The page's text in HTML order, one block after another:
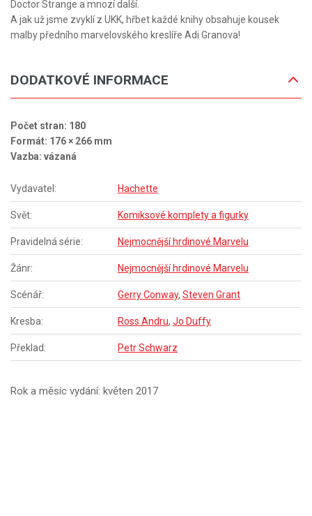
Doctor Strange a mnozí další.
A jak už jsme zvyklí z UKK, hřbet každé knihy obsahuje kousek
malby předního marvelovského kreslíře Adi Granova!
DODATKOVÉ INFORMACE
Počet stran: 180
Formát: 176 × 266 mm
Vazba: vázaná
Vydavatel: Hachette
Svět: Komiksové komplety a figurky
Pravidelná série: Nejmocnější hrdinové Marvelu
Žánr: Nejmocnější hrdinové Marvelu
Scénář: Gerry Conway, Steven Grant
Kresba: Ross Andru, Jo Duffy
Překlad: Petr Schwarz
Rok a měsíc vydání: květen 2017